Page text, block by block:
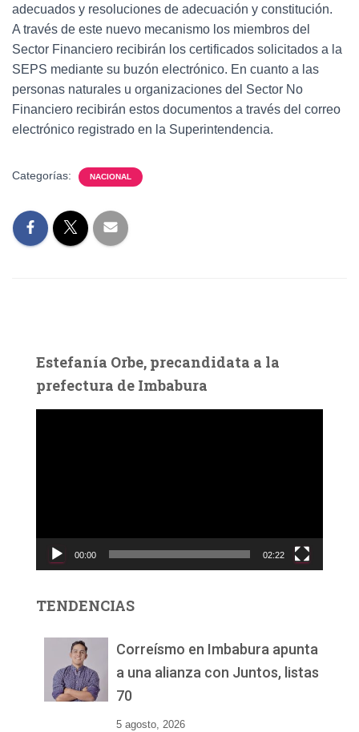
adecuados y resoluciones de adecuación y constitución.
A través de este nuevo mecanismo los miembros del
Sector Financiero recibirán los certificados solicitados a la
SEPS mediante su buzón electrónico. En cuanto a las
personas naturales u organizaciones del Sector No
Financiero recibirán estos documentos a través del correo
electrónico registrado en la Superintendencia.
Categorías: NACIONAL
Estefanía Orbe, precandidata a la
prefectura de Imbabura
c
d
00:00 02:22
TENDENCIAS
Correísmo en Imbabura apunta
a una alianza con Juntos, listas
70
5 agosto, 2026